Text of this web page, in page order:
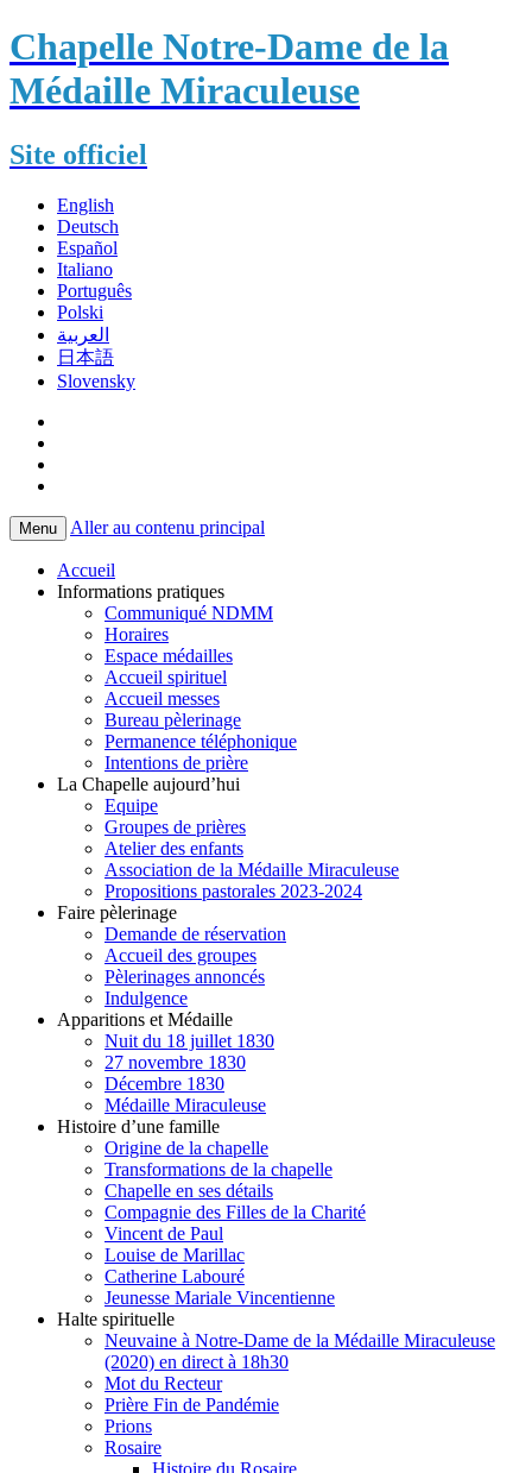
Chapelle Notre-Dame de la
Médaille Miraculeuse
Site officiel
English
Deutsch
Español
Italiano
Português
Polski
العربية
日本語
Slovensky
Menu Aller au contenu principal
Accueil
Informations pratiques
Communiqué NDMM
Horaires
Espace médailles
Accueil spirituel
Accueil messes
Bureau pèlerinage
Permanence téléphonique
Intentions de prière
La Chapelle aujourd’hui
Equipe
Groupes de prières
Atelier des enfants
Association de la Médaille Miraculeuse
Propositions pastorales 2023-2024
Faire pèlerinage
Demande de réservation
Accueil des groupes
Pèlerinages annoncés
Indulgence
Apparitions et Médaille
Nuit du 18 juillet 1830
27 novembre 1830
Décembre 1830
Médaille Miraculeuse
Histoire d’une famille
Origine de la chapelle
Transformations de la chapelle
Chapelle en ses détails
Compagnie des Filles de la Charité
Vincent de Paul
Louise de Marillac
Catherine Labouré
Jeunesse Mariale Vincentienne
Halte spirituelle
Neuvaine à Notre-Dame de la Médaille Miraculeuse
(2020) en direct à 18h30
Mot du Recteur
Prière Fin de Pandémie
Prions
Rosaire
Histoire du Rosaire